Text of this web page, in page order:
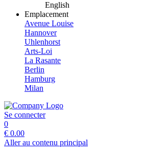
English
Emplacement
Avenue Louise
Hannover
Uhlenhorst
Arts-Loi
La Rasante
Berlin
Hamburg
Milan
Se connecter
0
€ 0.00
Aller au contenu principal